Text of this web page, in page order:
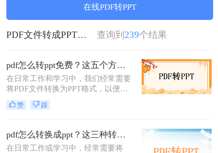
成PPT文件，一招轻松解决，无需安装，
高效办公。
在线PDF转PPT
PDF文件转成PPT文件，一招轻松解决 查询到 239个结果
pdf怎么转ppt免费？这五个方法请收好！方便又好用！
在日常工作和学习中，我们经常需要
将PDF文件转换为PPT格式，以便进
行演示或编辑。那么pdf怎么转ppt免
费呢？虽然市面上有许多付费的转换
转PPT方法，帮助你轻松实现文件格
式的转换。
赞 踩
pdf怎么转换成ppt？这三种转换方法分享给你!！
在日常工作或学习中，经常需要将